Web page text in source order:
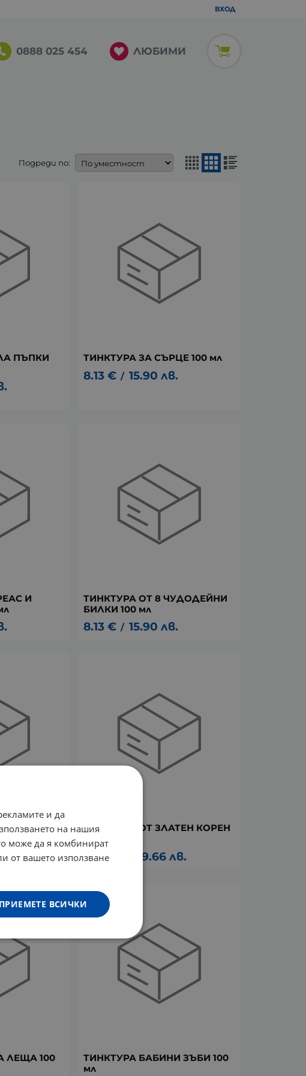
ВХОД
0888 025 454 ЛЮБИМИ
Подреди по:
ПЪПКИ
ТИНКТУРА ЗА СЪРЦЕ 100 мл
8.13 € / 15.90 лв.
И
ТИНКТУРА ОТ 8 ЧУДОДЕЙНИ
БИЛКИ 100 мл
8.13 € / 15.90 лв.
100 мл
ТИНКТУРА ОТ ЗЛАТЕН КОРЕН
10.05 19.66 лв.
ЛЕЩА 100
ТИНКТУРА БАБИНИ ЗЪБИ 100
мл
и да
на нашия
може да я комбинират
от вашето използване
ПРИЕМЕТЕ ВСИЧКИ